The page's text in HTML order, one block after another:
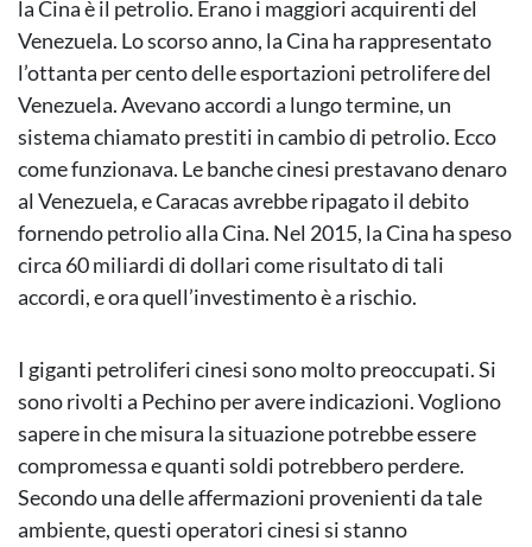
la Cina è il petrolio. Erano i maggiori acquirenti del
Venezuela. Lo scorso anno, la Cina ha rappresentato
l’ottanta per cento delle esportazioni petrolifere del
Venezuela. Avevano accordi a lungo termine, un
sistema chiamato prestiti in cambio di petrolio. Ecco
come funzionava. Le banche cinesi prestavano denaro
al Venezuela, e Caracas avrebbe ripagato il debito
fornendo petrolio alla Cina. Nel 2015, la Cina ha speso
circa 60 miliardi di dollari come risultato di tali
accordi, e ora quell’investimento è a rischio.
I giganti petroliferi cinesi sono molto preoccupati. Si
sono rivolti a Pechino per avere indicazioni. Vogliono
sapere in che misura la situazione potrebbe essere
compromessa e quanti soldi potrebbero perdere.
Secondo una delle affermazioni provenienti da tale
ambiente, questi operatori cinesi si stanno